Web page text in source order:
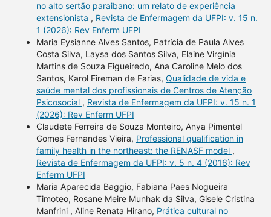
no alto sertão paraibano: um relato de experiência
extensionista , Revista de Enfermagem da UFPI: v. 15 n.
1 (2026): Rev Enferm UFPI
Maria Eysianne Alves Santos, Patrícia de Paula Alves
Costa Silva, Laysa dos Santos Silva, Elaine Virgínia
Martins de Souza Figueiredo, Ana Caroline Melo dos
Santos, Karol Fireman de Farias, Qualidade de vida e
saúde mental dos profissionais de Centros de Atenção
Psicosocial , Revista de Enfermagem da UFPI: v. 15 n. 1
(2026): Rev Enferm UFPI
Claudete Ferreira de Souza Monteiro, Anya Pimentel
Gomes Fernandes Vieira, Professional qualification in
family health in the northeast: the RENASF model ,
Revista de Enfermagem da UFPI: v. 5 n. 4 (2016): Rev
Enferm UFPI
Maria Aparecida Baggio, Fabiana Paes Nogueira
Timoteo, Rosane Meire Munhak da Silva, Gisele Cristina
Manfrini , Aline Renata Hirano, Prática cultural no